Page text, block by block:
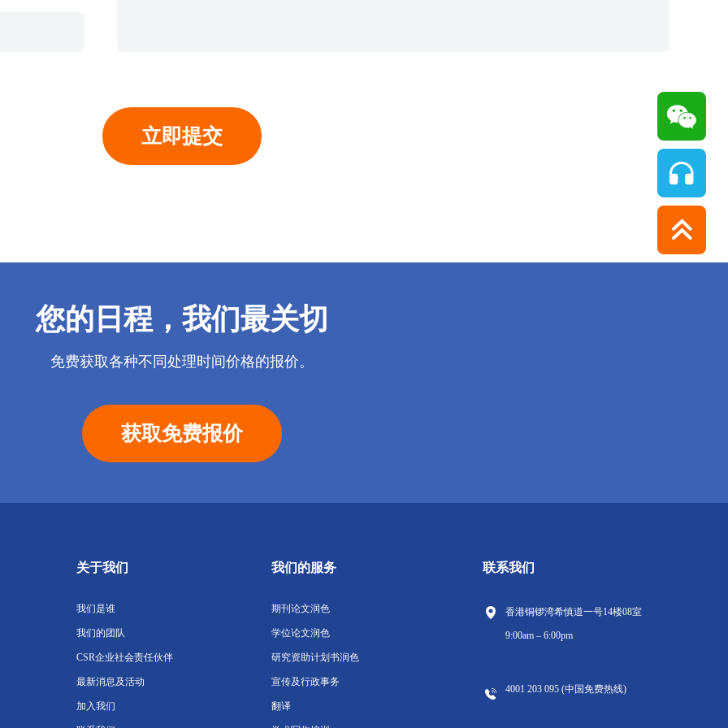
您的日程，我们最关切
免费获取各种不同处理时间价格的报价。
获取免费报价
关于我们
我们是谁
我们的团队
CSR企业社会责任伙伴
最新消息及活动
加入我们
我们的服务
期刊论文润色
学位论文润色
研究资助计划书润色
宣传及行政事务
翻译
联系我们
香港铜锣湾希慎道一号14楼08室
9:00am – 6:00pm
4001 203 095 (中国免费热线)